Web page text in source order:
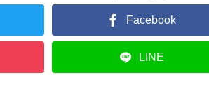
Facebook
LINE